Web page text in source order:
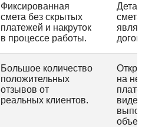
Фиксированная
смета без скрытых
платежей и накруток
в процессе работы.
Большое количество
положительных
отзывов от
реальных клиентов.
на